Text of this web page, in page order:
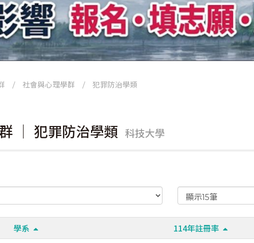
/ 社會與心理學群 / 犯罪防治學類
｜ 犯罪防治學類 科技大學
學系 114年註冊率